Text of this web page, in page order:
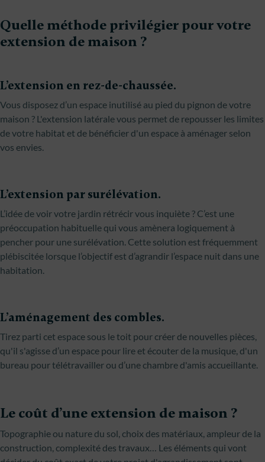
Quelle méthode privilégier pour votre
extension de maison ?
L’extension en rez-de-chaussée.
Vous disposez d’un espace inutilisé au pied du pignon de votre
maison ? L'extension latérale vous permet de repousser les limites
de votre habitat et de bénéficier d'un espace à aménager selon
vos envies.
L’extension par surélévation.
L’idée de voir votre jardin rétrécir vous inquiète ? C’est une
préoccupation habituelle qui vous amènera logiquement à
pencher pour une surélévation. Cette solution est fréquemment
plébiscitée lorsque l’objectif est d’agrandir l’espace nuit dans une
habitation.
L’aménagement des combles.
Tirez parti cet espace sous le toit pour créer de nouvelles pièces,
qu'il s'agisse d’un espace pour lire et écouter de la musique, d'un
bureau pour télétravailler ou d’une chambre d'amis accueillante.
Le coût d’une extension de maison ?
Topographie ou nature du sol, choix des matériaux, ampleur de la
construction, complexité des travaux… Les éléments qui vont